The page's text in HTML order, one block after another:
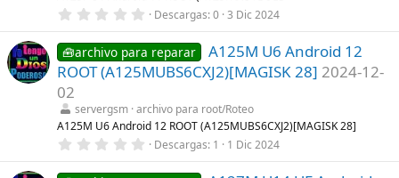
l
a
(
s
)
0
0
0
e
s
e
l
a
(
Descargas 0 3 Dic 2024
🧰archivo para reparar
A125M U6 Android 12
ROOT (A125MUBS6CXJ2)[MAGISK 28] 2024-12-
02
servergsm archivo para root/Roteo
A125M U6 Android 12 ROOT (A125MUBS6CXJ2)[MAGISK 28]
0
0
Descargas 1 1 Dic 2024